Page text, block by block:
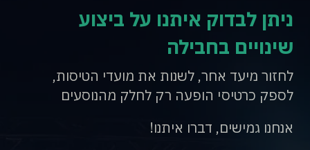
ניתן לבדוק איתנו על ביצוע
שינויים בחבילה
לחזור מיעד אחר, לשנות את מועדי הטיסות,
לספק כרטיסי הופעה רק לחלק מהנוסעים
אנחנו גמישים, דברו איתנו!